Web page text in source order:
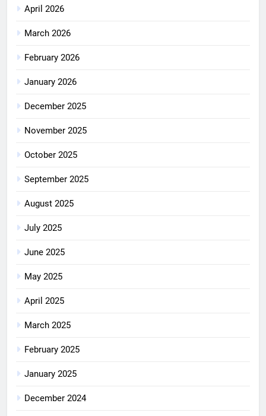
April 2026
March 2026
February 2026
January 2026
December 2025
November 2025
October 2025
September 2025
August 2025
July 2025
June 2025
May 2025
April 2025
March 2025
February 2025
January 2025
December 2024